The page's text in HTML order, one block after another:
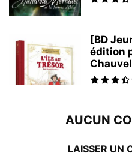
[BD
édition
AUCUN
LAISSER UN